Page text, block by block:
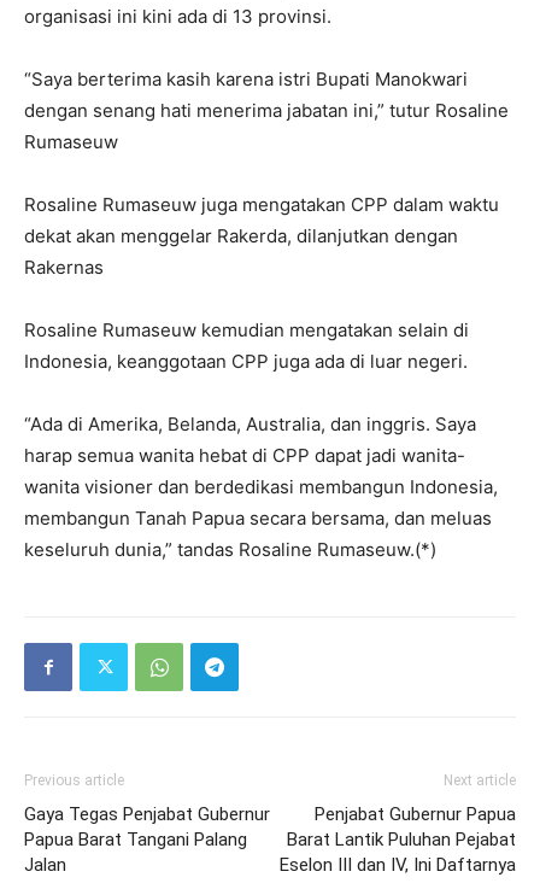
organisasi ini kini ada di 13 provinsi.
“Saya berterima kasih karena istri Bupati Manokwari
dengan senang hati menerima jabatan ini,” tutur Rosaline
Rumaseuw
Rosaline Rumaseuw juga mengatakan CPP dalam waktu
dekat akan menggelar Rakerda, dilanjutkan dengan
Rakernas
Rosaline Rumaseuw kemudian mengatakan selain di
Indonesia, keanggotaan CPP juga ada di luar negeri.
“Ada di Amerika, Belanda, Australia, dan inggris. Saya
harap semua wanita hebat di CPP dapat jadi wanita-
wanita visioner dan berdedikasi membangun Indonesia,
membangun Tanah Papua secara bersama, dan meluas
keseluruh dunia,” tandas Rosaline Rumaseuw.(*)
Previous article
Gaya Tegas Penjabat Gubernur
Papua Barat Tangani Palang
Jalan
Next article
Penjabat Gubernur Papua
Barat Lantik Puluhan Pejabat
Eselon III dan IV, Ini Daftarnya